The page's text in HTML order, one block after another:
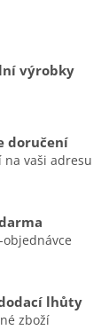
výrobky
doručení
na vaši adresu
objednávce
lhůty
zboží